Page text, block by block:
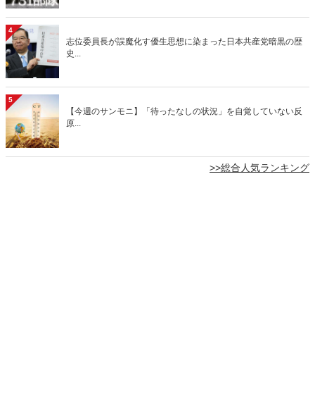
4
志位委員長が誤魔化す優生思想に染まった日本共産党暗黒の歴
史...
5
【今週のサンモニ】「待ったなしの状況」を自覚していない反
原...
>>総合人気ランキング